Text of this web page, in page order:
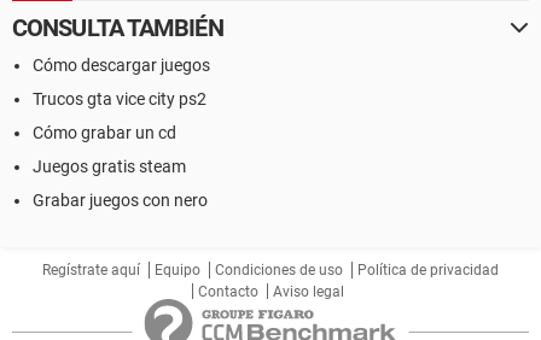
CONSULTA TAMBIÉN
Cómo descargar juegos
Trucos gta vice city ps2
Cómo grabar un cd
Juegos gratis steam
Grabar juegos con nero
Regístrate aquí Equipo Condiciones de uso
Política de privacidad
Contacto
Aviso legal